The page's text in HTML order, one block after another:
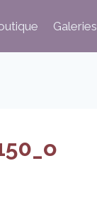
Galeries